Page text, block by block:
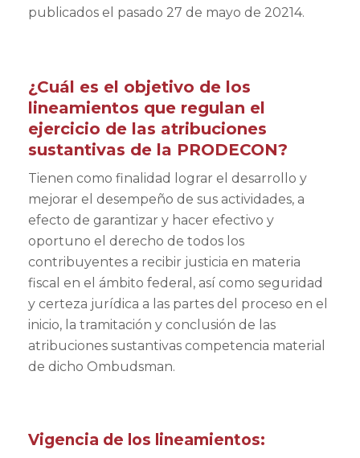
publicados el pasado 27 de mayo de 20214.
¿Cuál es el objetivo de los
lineamientos que regulan el
ejercicio de las atribuciones
sustantivas de la PRODECON?
Tienen como finalidad lograr el desarrollo y
mejorar el desempeño de sus actividades, a
efecto de garantizar y hacer efectivo y
oportuno el derecho de todos los
contribuyentes a recibir justicia en materia
fiscal en el ámbito federal, así como seguridad
y certeza jurídica a las partes del proceso en el
inicio, la tramitación y conclusión de las
atribuciones sustantivas competencia material
de dicho Ombudsman.
Vigencia de los lineamientos: